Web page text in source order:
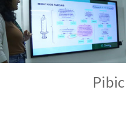
Pibic